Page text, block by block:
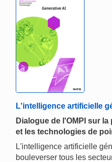
L'intelligence artificielle
Dialogue de l'OMPI sur
et les technologies de
L'intelligence artificielle
bouleverser tous les